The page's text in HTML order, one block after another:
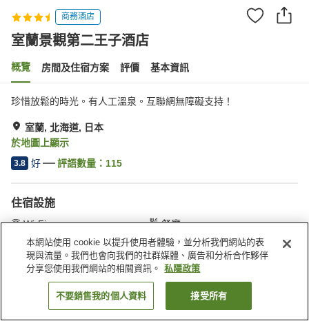
商務酒店
室蘭景觀第二王子酒店
概覽 房間及住宿方案 評價 基本資訊
珍惜放鬆的時光。有人工溫泉。互聯網無障礙支持！
室蘭, 北海道, 日本
於地圖上顯示
3.8 好 評語數量： 115
住宿設施
Wi-Fi
餐廳
自動販賣機
會議室
主頁 日本 北海道 室蘭 室蘭景觀第二王子酒店
找客房
本網站使用 cookie 以提升使用者體驗，並分析我們網站的表
現與流量。我們也會向我們的社群媒體、廣告和分析合作夥伴
分享您使用我們網站的相關資訊。
私隱政策
不要銷售我的個人資料 接受所有